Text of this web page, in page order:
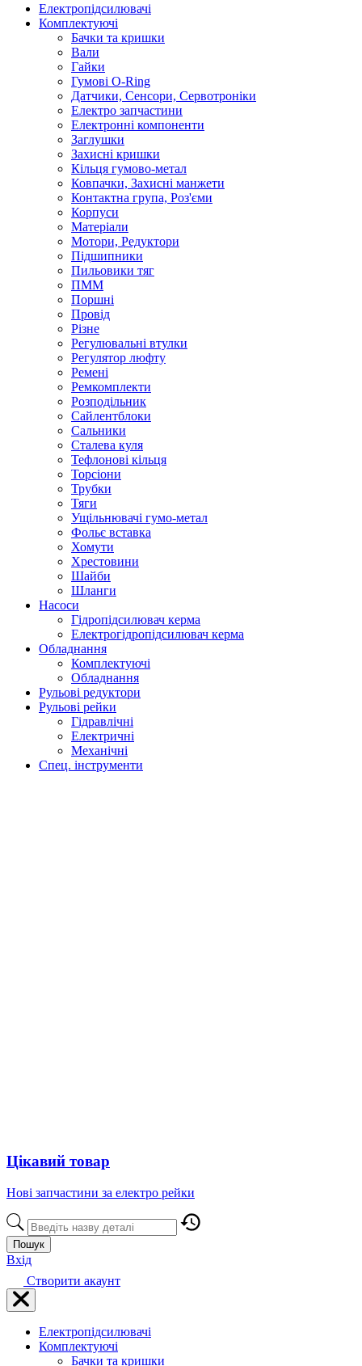
Електропідсилювачі
Комплектуючі
Бачки та кришки
Вали
Гайки
Гумові O-Ring
Датчики, Сенсори, Сервотроніки
Електро запчастини
Електронні компоненти
Заглушки
Захисні кришки
Кільця гумово-метал
Ковпачки, Захисні манжети
Контактна група, Роз'єми
Корпуси
Матеріали
Мотори, Редуктори
Підшипники
Пильовики тяг
ПММ
Поршні
Провід
Різне
Регулювальні втулки
Регулятор люфту
Ремені
Ремкомплекти
Розподільник
Сайлентблоки
Сальники
Сталева куля
Тефлонові кільця
Торсіони
Трубки
Тяги
Ущільнювачі гумо-метал
Фольє вставка
Хомути
Хрестовини
Шайби
Шланги
Насоси
Гідропідсилювач керма
Електрогідропідсилювач керма
Обладнання
Комплектуючі
Обладнання
Рульові редуктори
Рульові рейки
Гідравлічні
Електричні
Механічні
Спец. інструменти
Цікавий товар
Нові запчастини за електро рейки
Пошук
Вхід
Створити акаунт
Електропідсилювачі
Комплектуючі
Бачки та кришки